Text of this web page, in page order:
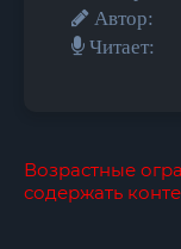
Автор:
Читает:
Возрастные
содержать